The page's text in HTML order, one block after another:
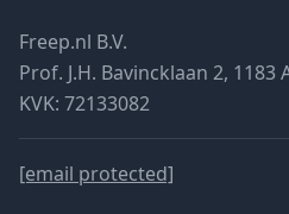
Freep.nl B.V.
Prof. J.H. Bavincklaan 2, 1183
KVK: 72133082
[email protected]